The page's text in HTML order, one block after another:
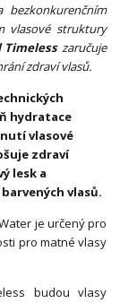
bezkonkurenčním
vlasové struktury
Timelesszaručuje
zdraví vlasů.
hydratace
vlasové
zdraví
lesk a
vlasů.
je určený pro
pro matné vlasy
budou vlasy